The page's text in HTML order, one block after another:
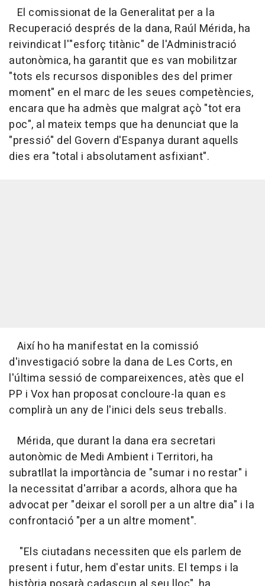
El comissionat de la Generalitat per a la
Recuperació després de la dana, Raúl Mérida, ha
reivindicat l'"esforç titànic" de l'Administració
autonòmica, ha garantit que es van mobilitzar
"tots els recursos disponibles des del primer
moment" en el marc de les seues competències,
encara que ha admès que malgrat açò "tot era
poc", al mateix temps que ha denunciat que la
"pressió" del Govern d'Espanya durant aquells
dies era "total i absolutament asfixiant".
Així ho ha manifestat en la comissió
d'investigació sobre la dana de Les Corts, en
l'última sessió de compareixences, atès que el
PP i Vox han proposat concloure-la quan es
complirà un any de l'inici dels seus treballs.
Mérida, que durant la dana era secretari
autonòmic de Medi Ambient i Territori, ha
subratllat la importància de "sumar i no restar" i
la necessitat d'arribar a acords, alhora que ha
advocat per "deixar el soroll per a un altre dia" i la
confrontació "per a un altre moment".
"Els ciutadans necessiten que els parlem de
present i futur, hem d'estar units. El temps i la